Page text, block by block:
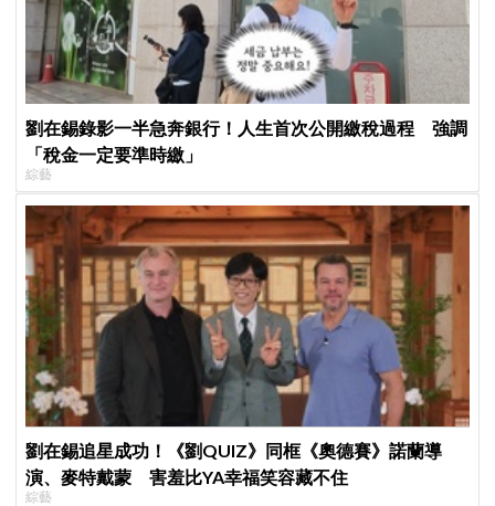
劉在錫錄影一半急奔銀行！人生首次公開繳稅過程 強調
「稅金一定要準時繳」
綜藝
劉在錫追星成功！《劉QUIZ》同框《奧德賽》諾蘭導
演、麥特戴蒙 害羞比YA幸福笑容藏不住
綜藝